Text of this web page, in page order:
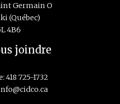
Germain O
(Québec)
4B6
joindre
418 725-1732